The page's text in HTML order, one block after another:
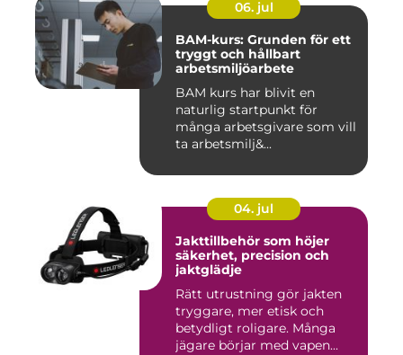
06. jul
BAM-kurs: Grunden för ett
tryggt och hållbart
arbetsmiljöarbete
BAM kurs har blivit en
naturlig startpunkt för
många arbetsgivare som vill
ta arbetsmilj&...
04. jul
Jakttillbehör som höjer
säkerhet, precision och
jaktglädje
Rätt utrustning gör jakten
tryggare, mer etisk och
betydligt roligare. Många
jägare börjar med vapen...